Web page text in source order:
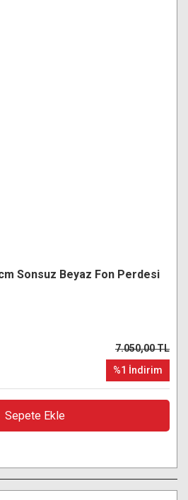
Sonsuz Beyaz Fon Perdesi
7.050,00 TL
%1 İndirim
Sepete Ekle